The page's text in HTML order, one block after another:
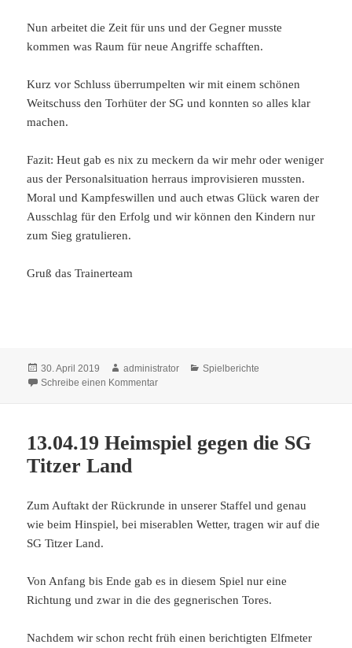
Nun arbeitet die Zeit für uns und der Gegner musste
kommen was Raum für neue Angriffe schafften.
Kurz vor Schluss überrumpelten wir mit einem schönen
Weitschuss den Torhüter der SG und konnten so alles klar
machen.
Fazit: Heut gab es nix zu meckern da wir mehr oder weniger
aus der Personalsituation herraus improvisieren mussten.
Moral und Kampfeswillen und auch etwas Glück waren der
Ausschlag für den Erfolg und wir können den Kindern nur
zum Sieg gratulieren.
Gruß das Trainerteam
Veröffentlicht
am
30. April 2019 Autor
administrator Kategorien
Spielberichte
Schreibe einen Kommentarzu Auswärtsspiel bei der SG Sophienhöhe
13.04.19 Heimspiel gegen die SG
Titzer Land
Zum Auftakt der Rückrunde in unserer Staffel und genau
wie beim Hinspiel, bei miserablen Wetter, tragen wir auf die
SG Titzer Land.
Von Anfang bis Ende gab es in diesem Spiel nur eine
Richtung und zwar in die des gegnerischen Tores.
Nachdem wir schon recht früh einen berichtigten Elfmeter